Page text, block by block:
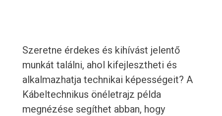
Szeretne érdekes és kihívást jelentő
munkát találni, ahol kifejlesztheti és
alkalmazhatja technikai képességeit? A
Kábeltechnikus önéletrajz példa
megnézése segíthet abban, hogy